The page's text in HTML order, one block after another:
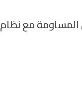
مع نظام